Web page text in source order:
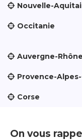
Nouvelle-
Occitanie
Auvergne-
Provence-
Corse
On vous